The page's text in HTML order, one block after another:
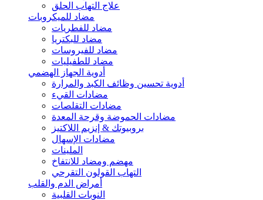
علاج التهاب الحلق
مضاد للميكروبات
مضاد للفطريات
مضاد للبكتريا
مضاد للفيروسات
مضاد للطفيليات
أدوية الجهاز الهضمي
أدوية تحسين وظائف الكبد والمرارة
مضادات القيء
مضادات التقلصات
مضادات الحموضة وقرحة المعدة
بروبيوتك & إنزيم اللاكتيز
مضادات الإسهال
الملينات
مهضم ومضاد للانتفاخ
التهاب القولون التقرحي
أمراض الدم والقلب
النوبات القلبية